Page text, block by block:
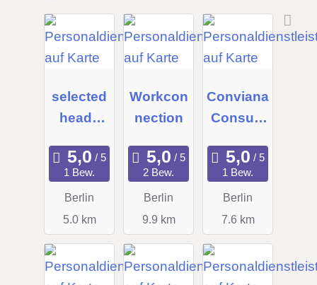
selected
heads
1 Bew.
Berlin
5.0 km
Workcon
nection
2 Bew.
Berlin
9.9 km
Conviana
Consulti
1 Bew.
Berlin
7.6 km